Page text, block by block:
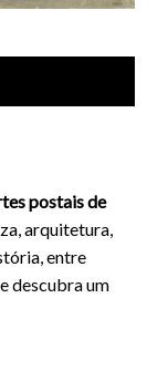
postais de
arquitetura,
entre
descubra um